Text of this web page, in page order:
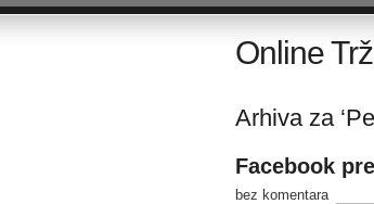
Online
Arhiva za
Facebook
bez komentara